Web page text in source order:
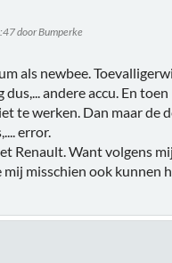
door Bumperke
als newbee.
andere accu. En
te werken. Dan maar de
error.
Renault. Want volgens
misschien ook kunnen